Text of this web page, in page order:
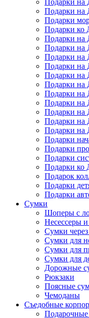
Подарки на
Подарки на
Подарки
Подарки ко
Подарки на
Подарки на
Подарки на
Подарки на
Подарки на
Подарки на
Подарки на
Подарки на
Подарки на
Подарки на
Подарки на
Подарки
Подарки
Подарки
Подарки ко
Подарок
Подарки
Подарки
Сумки
Шоперы с
Несессеры
Сумки
Сумки для
Сумки для
Сумки для
Дорожные
Рюкзаки
Поясные
Чемоданы
Съедобные